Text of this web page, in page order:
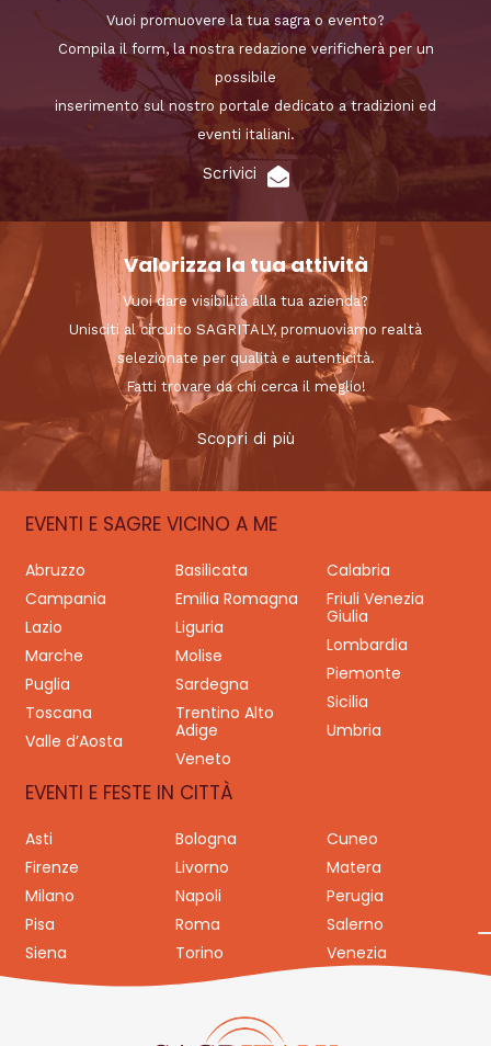
Vuoi promuovere la tua sagra o evento?
Compila il form, la nostra redazione verificherà per un
possibile
inserimento sul nostro portale dedicato a tradizioni ed
eventi italiani.
Scrivici
Valorizza la tua attività
Vuoi dare visibilità alla tua azienda?
Unisciti al circuito SAGRITALY, promuoviamo realtà
selezionate per qualità e autenticità.
Fatti trovare da chi cerca il meglio!
Scopri di più
EVENTI E SAGRE VICINO A ME
Abruzzo Basilicata
Calabria
Campania
Emilia Romagna
Friuli Venezia
Giulia
Lazio
Liguria
Lombardia
Marche
Molise
Piemonte
Puglia
Sardegna
Sicilia
Toscana
Trentino Alto
Adige
Umbria
Valle d’Aosta
Veneto
EVENTI E FESTE IN CITTÀ
Asti Bologna
Cuneo
Firenze
Livorno
Matera
Milano
Napoli
Perugia
Pisa
Roma
Salerno
Siena
Torino Venezia